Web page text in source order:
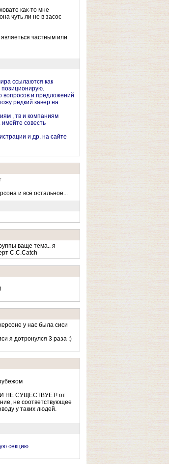
как-то мне
чуть ли не в засос
частным или
ссылаются как
позиционирую.
вопросов и предложений
редкий кавер на
, тв и компаниям
совесть
и др. на сайте
и всё остальное...
ваще тема.. я
C.C.Catch
у нас была сиси
я дотронулся 3 раза :)
НЕ СУЩЕСТВУЕТ! от
не соответствующее
у таких людей.
секцию